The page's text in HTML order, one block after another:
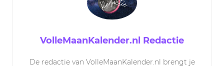
VolleMaanKalender.nl Redactie
De redactie van VolleMaanKalender.nl brengt je